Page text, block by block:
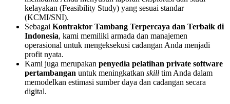
kelayakan (Feasibility Study) yang sesuai standar
(KCMI/SNI).
Sebagai Kontraktor Tambang Terpercaya dan Terbaik di
Indonesia, kami memiliki armada dan manajemen
operasional untuk mengeksekusi cadangan Anda menjadi
profit nyata.
Kami juga merupakan penyedia pelatihan private software
pertambangan untuk meningkatkan skill tim Anda dalam
memodelkan estimasi sumber daya dan cadangan secara
digital.